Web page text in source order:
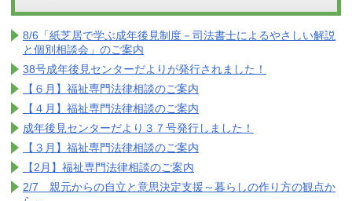
8/6「紙芝居で学ぶ成年後見制度－司法書士によるやさしい解説
と個別相談会」のご案内
38号成年後見センターだよりが発行されました！
【６月】福祉専門法律相談のご案内
【４月】福祉専門法律相談のご案内
成年後見センターだより３７号発行しました！
【３月】福祉専門法律相談のご案内
【2月】福祉専門法律相談のご案内
2/7 親元からの自立と意思決定支援～暮らしの作り方の観点か